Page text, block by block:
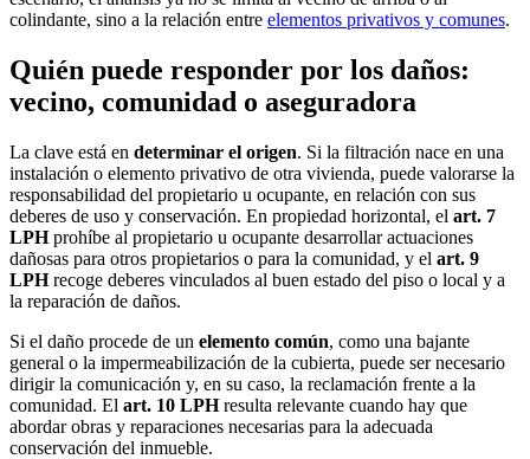
colindante, sino a la relación entre elementos privativos y comunes.
Quién puede responder por los daños:
vecino, comunidad o aseguradora
La clave está en determinar el origen. Si la filtración nace en una
instalación o elemento privativo de otra vivienda, puede valorarse la
responsabilidad del propietario u ocupante, en relación con sus
deberes de uso y conservación. En propiedad horizontal, el art. 7
LPHprohíbe al propietario u ocupante desarrollar actuaciones
dañosas para otros propietarios o para la comunidad, y el art. 9
LPHrecoge deberes vinculados al buen estado del piso o local y a
la reparación de daños.
Si el daño procede de un elemento común, como una bajante
general o la impermeabilización de la cubierta, puede ser necesario
dirigir la comunicación y, en su caso, la reclamación frente a la
comunidad. El art. 10 LPHresulta relevante cuando hay que
abordar obras y reparaciones necesarias para la adecuada
conservación del inmueble.